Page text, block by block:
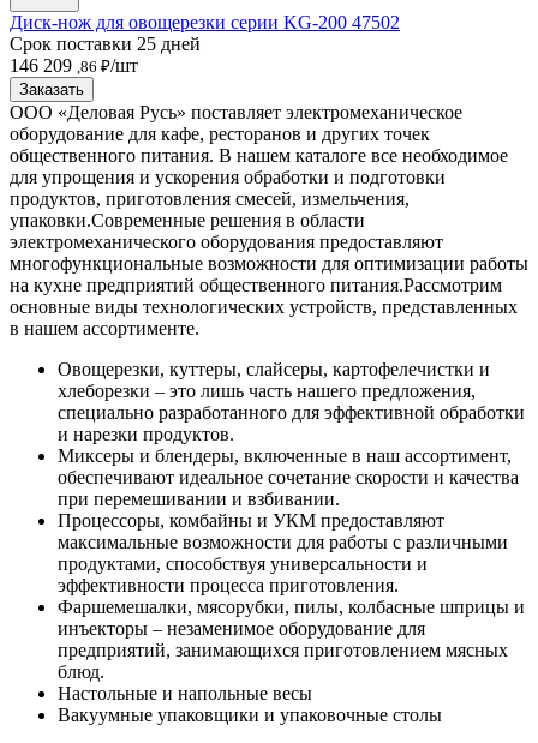
Диск-нож для овощерезки серии KG-200 47502
Срок поставки 25 дней
146 209 ,86 ₽/шт
Заказать
ООО «Деловая Русь» поставляет электромеханическое
оборудование для кафе, ресторанов и других точек
общественного питания. В нашем каталоге все необходимое
для упрощения и ускорения обработки и подготовки
продуктов, приготовления смесей, измельчения,
упаковки.Современные решения в области
электромеханического оборудования предоставляют
многофункциональные возможности для оптимизации работы
на кухне предприятий общественного питания.Рассмотрим
основные виды технологических устройств, представленных
в нашем ассортименте.
Овощерезки, куттеры, слайсеры, картофелечистки и
хлеборезки – это лишь часть нашего предложения,
специально разработанного для эффективной обработки
и нарезки продуктов.
Миксеры и блендеры, включенные в наш ассортимент,
обеспечивают идеальное сочетание скорости и качества
при перемешивании и взбивании.
Процессоры, комбайны и УКМ предоставляют
максимальные возможности для работы с различными
продуктами, способствуя универсальности и
эффективности процесса приготовления.
Фаршемешалки, мясорубки, пилы, колбасные шприцы и
инъекторы – незаменимое оборудование для
предприятий, занимающихся приготовлением мясных
блюд.
Настольные и напольные весы
Вакуумные упаковщики и упаковочные столы